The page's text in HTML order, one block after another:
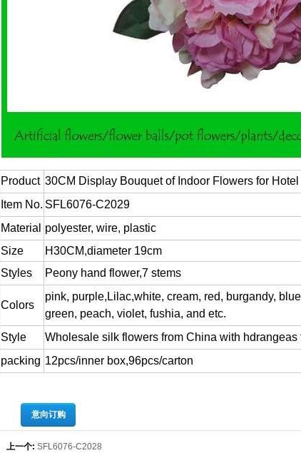
Product 30CM Display Bouquet of Indoor Flowers for Hotel
Item No. SFL6076-C2029
Material
polyester, wire, plastic
Size
H30CM,diameter 19cm
Styles
Peony hand flower,7 stems
Colors
pink, purple,Lilac,white, cream, red, burgandy,
green, peach, violet, fushia, and etc.
Style
Wholesale silk flowers from China with hdrangeas
packing 12pcs/inner box,96pcs/carton
意向订购
上一个: SFL6076-C2028